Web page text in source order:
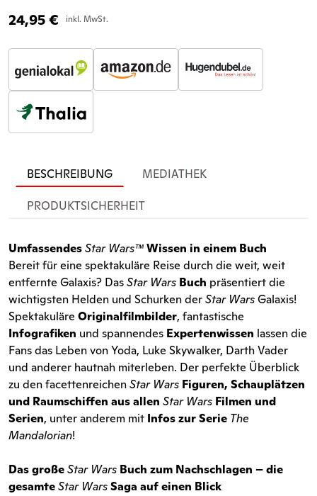
24,95€ inkl. MwSt.
BESCHREIBUNG MEDIATHEK
PRODUKTSICHERHEIT
UmfassendesStar Wars™Wissen in einem Buch
Bereit für eine spektakuläre Reise durch die weit, weit
entfernte Galaxis? DasStar Wars Buch präsentiert die
wichtigsten Helden und Schurken derStar WarsGalaxis!
Spektakuläre Originalfilmbilder, fantastische
Infografiken und spannendes Expertenwissen lassen die
Fans das Leben von Yoda, Luke Skywalker, Darth Vader
und anderer hautnah miterleben. Der perfekte Überblick
zu den facettenreichenStar Wars Figuren, Schauplätzen
und Raumschiffen aus allen Star Wars Filmen und
Serien, unter anderem mit Infos zur Serie The
Mandalorian!
Das großeStar Wars Buch zum Nachschlagen – die
gesamteStar WarsSaga auf einen Blick